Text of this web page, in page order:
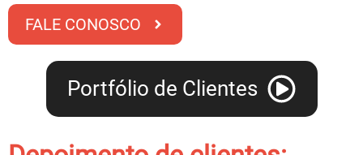
FALE CONOSCO
Portfólio de Clientes